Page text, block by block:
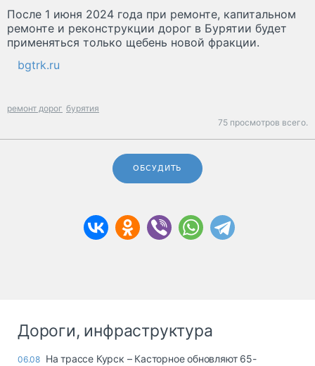
После 1 июня 2024 года при ремонте, капитальном
ремонте и реконструкции дорог в Бурятии будет
применяться только щебень новой фракции.
bgtrk.ru
ремонт дорог бурятия
75 просмотров всего.
ОБСУДИТЬ
Дороги, инфраструктура
06.08 На трассе Курск – Касторное обновляют 65-